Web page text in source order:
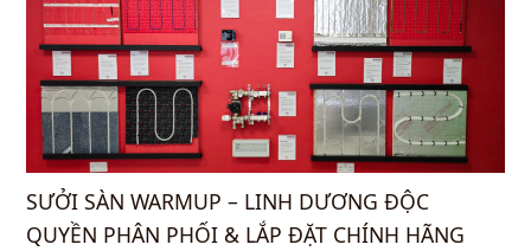
SƯỞI SÀN WARMUP – LINH DƯƠNG ĐỘC
QUYỀN PHÂN PHỐI & LẮP ĐẶT CHÍNH HÃNG